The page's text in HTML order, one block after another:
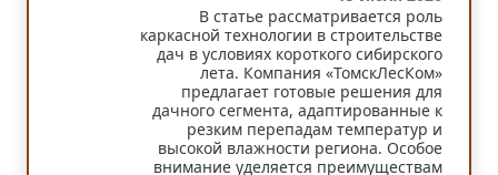
В статье рассматривается роль
каркасной технологии в строительстве
дач в условиях короткого сибирского
лета. Компания «ТомскЛесКом»
предлагает готовые решения для
дачного сегмента, адаптированные к
резким перепадам температур и
высокой влажности региона. Особое
внимание уделяется преимуществам